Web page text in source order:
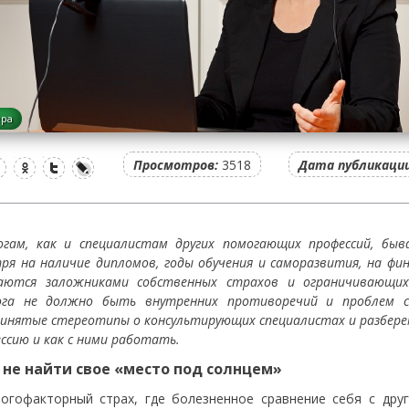
Просмотров: 3518 Дата
как и специалистам других помогающих профессий,
на наличие дипломов, годы обучения и саморазвития, на
заложниками собственных страхов и
не должно быть внутренних противоречий и
стереотипы о консультирующих специалистах и
и как с ними работать.
найти свое «место под солнцем»
страх, где болезненное сравнение себя с